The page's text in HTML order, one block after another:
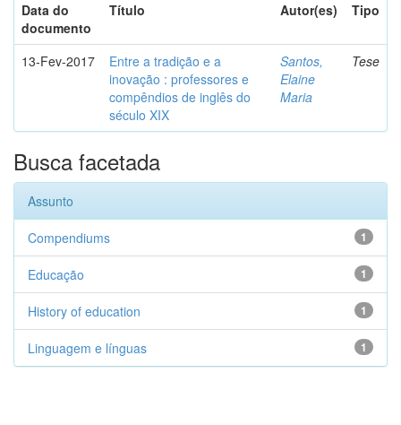
Data do
documento
Título Autor(es) Tipo
13-Fev-2017
Entre a tradição e a
inovação : professores e
compêndios de inglês do
século XIX
Santos,
Elaine
Maria
Tese
Busca facetada
Assunto
1
Compendiums
1
Educação
1
History of education
1
Linguagem e línguas